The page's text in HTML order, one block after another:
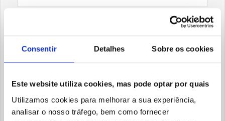
Consentir Detalhes Sobre os cookies
Este website utiliza cookies, mas pode optar por quais
Utilizamos cookies para melhorar a sua experiência,
analisar o nosso tráfego, bem como fornecer
Email
Empresa